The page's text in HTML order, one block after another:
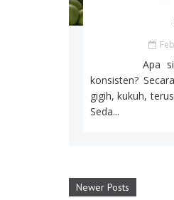
Apa sih
konsisten?
gigih, kukuh,
Seda...
Newer Posts